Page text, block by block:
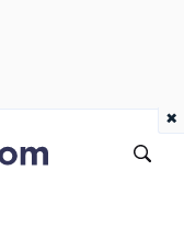
×